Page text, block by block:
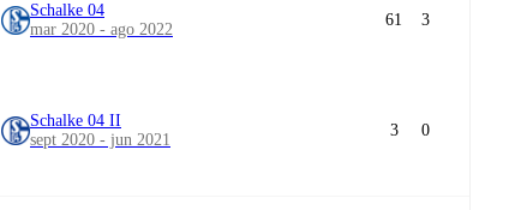
Schalke 04
mar 2020 - ago 2022
61 3
Schalke 04 II
sept 2020 - jun 2021
3 0